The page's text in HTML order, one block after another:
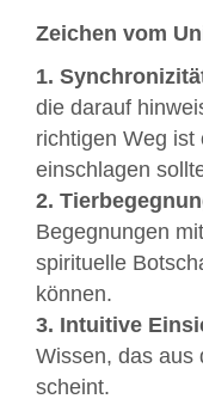
Zeichen vom
1.
die darauf
richtigen Weg ist
einschlagen
2.
Begegnungen
spirituelle
können.
3. Intuitive
Wissen, das aus
scheint.